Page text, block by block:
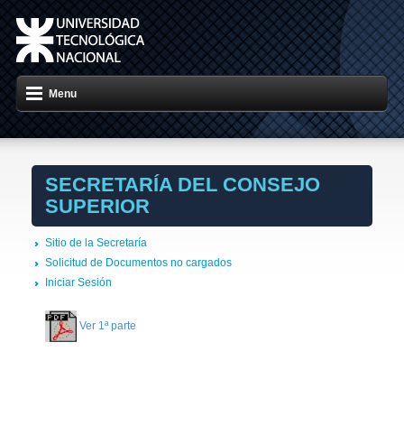
Menu
SECRETARÍA DEL CONSEJO
SUPERIOR
Sitio de la Secretaría
Solicitud de Documentos no cargados
Iniciar Sesión
Ver 1ª parte